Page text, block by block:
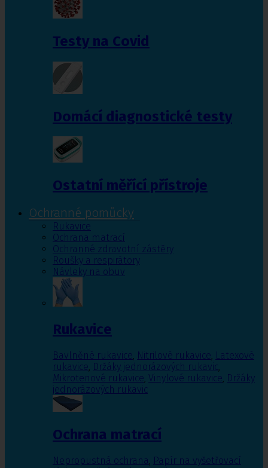
Testy na Covid
Domácí diagnostické testy
Ostatní měřící přístroje
Ochranné pomůcky
Rukavice
Ochrana matrací
Ochranné zdravotní zástěry
Roušky a respirátory
Návleky na obuv
Rukavice
Bavlněné rukavice, Nitrilové rukavice, Latexové
rukavice, Držáky jednorázových rukavic,
Mikrotenové rukavice, Vinylové rukavice, Držáky
jednorázových rukavic
Ochrana matrací
Nepropustná ochrana, Papír na vyšetřovací